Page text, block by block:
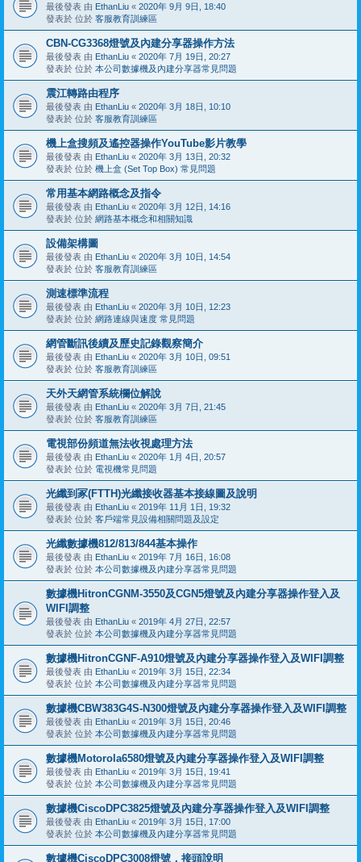
最後發表 由 EthanLiu « 2020年 9月 9日, 18:40
發表於 位於 客服教育訓練區
CBN-CG3368燈號及內建分享器操作方法
最後發表 由 EthanLiu « 2020年 7月 19日, 20:27
發表於 位於 本公司數據機及內建分享器常見問題
震江轉路由程序
最後發表 由 EthanLiu « 2020年 3月 18日, 10:10
發表於 位於 客服教育訓練區
機上盒搜頻及遙控器操作YouTube影片教學
最後發表 由 EthanLiu « 2020年 3月 13日, 20:32
發表於 位於 機上盒 (Set Top Box) 常見問題
常用基本網路概念及指令
最後發表 由 EthanLiu « 2020年 3月 12日, 14:16
發表於 位於 網路基本概念和相關知識
設備架構圖
最後發表 由 EthanLiu « 2020年 3月 10日, 14:54
發表於 位於 客服教育訓練區
測速標準流程
最後發表 由 EthanLiu « 2020年 3月 10日, 12:23
發表於 位於 網路連線與速度 常見問題
網管斷訊後續及歷史記錄觀察簡介
最後發表 由 EthanLiu « 2020年 3月 10日, 09:51
發表於 位於 客服教育訓練區
天外天網管系統欄位解說
最後發表 由 EthanLiu « 2020年 3月 7日, 21:45
發表於 位於 客服教育訓練區
電視部份頻道無法收視處理方法
最後發表 由 EthanLiu « 2020年 1月 4日, 20:57
發表於 位於 電視機常見問題
光纖到冢(FTTH)光纖接收器基本接線圖及說明
最後發表 由 EthanLiu « 2019年 11月 1日, 19:32
發表於 位於 客戶端常見設備相關問題及設定
光纖數據機812/813/844基本操作
最後發表 由 EthanLiu « 2019年 7月 16日, 16:08
發表於 位於 本公司數據機及內建分享器常見問題
數據機HitronCGNM-3550及CGN5燈號及內建分享器操作登入及
WIFI調整
最後發表 由 EthanLiu « 2019年 4月 27日, 22:57
發表於 位於 本公司數據機及內建分享器常見問題
數據機HitronCGNF-A910燈號及內建分享器操作登入及WIFI調整
最後發表 由 EthanLiu « 2019年 3月 15日, 22:34
發表於 位於 本公司數據機及內建分享器常見問題
數據機CBW383G4S-N300燈號及內建分享器操作登入及WIFI調整
最後發表 由 EthanLiu « 2019年 3月 15日, 20:46
發表於 位於 本公司數據機及內建分享器常見問題
數據機Motorola6580燈號及內建分享器操作登入及WIFI調整
最後發表 由 EthanLiu « 2019年 3月 15日, 19:41
發表於 位於 本公司數據機及內建分享器常見問題
數據機CiscoDPC3825燈號及內建分享器操作登入及WIFI調整
最後發表 由 EthanLiu « 2019年 3月 15日, 17:00
發表於 位於 本公司數據機及內建分享器常見問題
數據機CiscoDPC3008燈號，接頭說明